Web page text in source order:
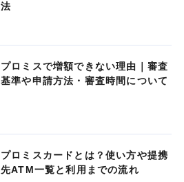
法
プロミスで増額できない理由｜審査
基準や申請方法・審査時間について
プロミスカードとは？使い方や提携
先ATM一覧と利用までの流れ